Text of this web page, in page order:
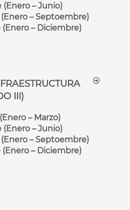
– Junio)
– Septoembre)
– Diciembre)
III)
– Marzo)
– Junio)
– Septoembre)
– Diciembre)